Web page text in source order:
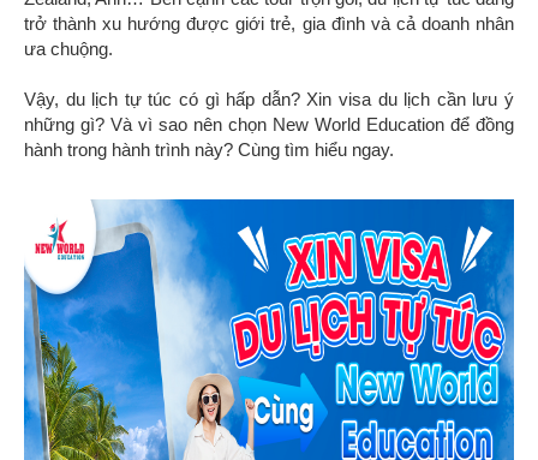
trở thành xu hướng được giới trẻ, gia đình và cả doanh nhân
ưa chuộng.
Vậy, du lịch tự túc có gì hấp dẫn? Xin visa du lịch cần lưu ý
những gì? Và vì sao nên chọn New World Education để đồng
hành trong hành trình này? Cùng tìm hiểu ngay.